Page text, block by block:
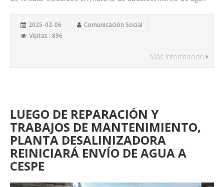
2025-02-06
Comunicación Social
Visitas : 896
Más Información
LUEGO DE REPARACIÓN Y
TRABAJOS DE MANTENIMIENTO,
PLANTA DESALINIZADORA
REINICIARÁ ENVÍO DE AGUA A
CESPE